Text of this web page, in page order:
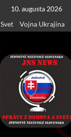
10. augusta 2026
Svet Vojna Ukrajina